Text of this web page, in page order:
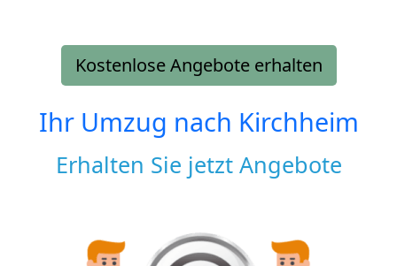
Kostenlose Angebote erhalten
Ihr Umzug nach Kirchheim
Erhalten Sie jetzt Angebote